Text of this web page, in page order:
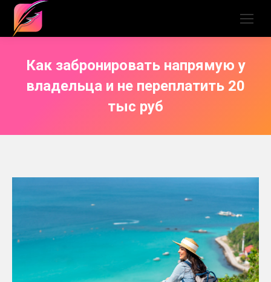
Как забронировать напрямую у
владельца и не переплатить 20
тыс руб